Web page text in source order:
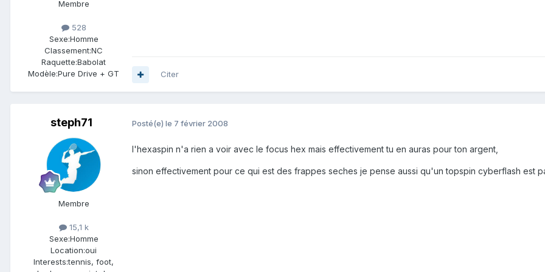
Membre
528
Sexe:Homme
Classement:NC
Raquette:Babolat
Modèle:Pure Drive + GT Citer
steph71
Membre
15,1 k
Sexe:Homme
Location:oui
Interests:tennis, foot,
Posté(e) le 7 février 2008
l'hexaspin n'a rien a voir avec le focus hex mais effectivement tu en auras pour ton argent,
sinon effectivement pour ce qui est des frappes seches je pense aussi qu'un topspin cyberflash est